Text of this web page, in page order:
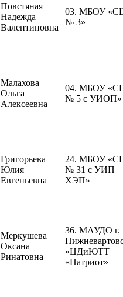
Повстяная
Надежда
Валентиновна
03. МБОУ
№ 3»
Малахова
Ольга
Алексеевна
04. МБОУ
№ 5 с УИОП»
Григорьева
Юлия
Евгеньевна
24. МБОУ
№ 31 с УИП
ХЭП»
Меркушева
Оксана
Ринатовна
36. МАУДО г.
«ЦДиЮТТ
«Патриот»